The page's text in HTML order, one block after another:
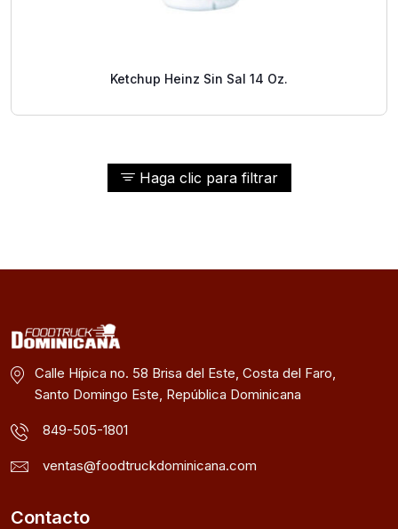
Haga clic para filtrar
Ketchup Heinz Sin Sal 14 Oz.
Calle Hípica no. 58 Brisa del Este, Costa del Faro,
Santo Domingo Este, República Dominicana
849-505-1801
ventas@foodtruckdominicana.com
Contacto